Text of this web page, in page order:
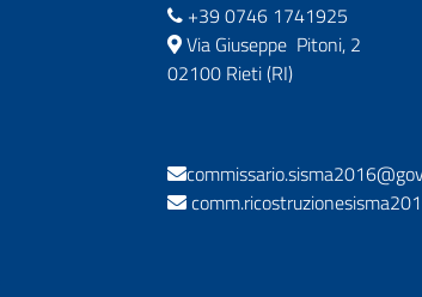
+39 0746 1741925
Via Giuseppe Pitoni, 2
02100 Rieti (RI)